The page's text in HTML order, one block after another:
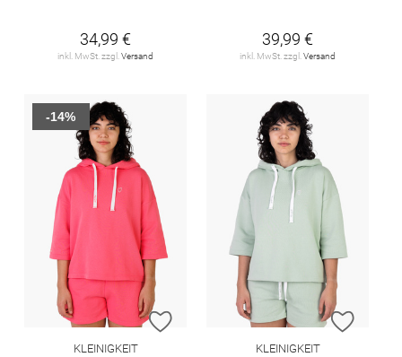
34,99 €
inkl. MwSt. zzgl.Versand
39,99 €
inkl. MwSt. zzgl.Versand
ZUR WUNSCHLISTE HINZUFÜGEN
KLEINIGKEIT
-14%
ZUR
KLEINIGKEIT